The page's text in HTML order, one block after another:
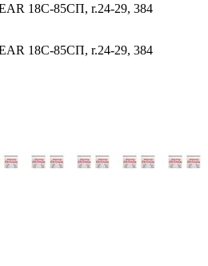
18С-85СП, r.24-29, 384
18С-85СП, r.24-29, 384